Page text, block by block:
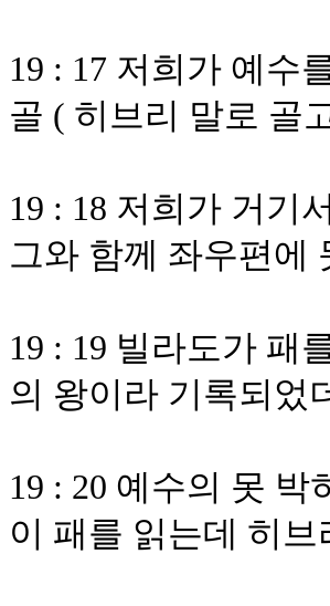
19 : 17 저희가 예수
골 ( 히브리 말로 골
19 : 18 저희가 거기
그와 함께 좌우편에
19 : 19 빌라도가 패
의 왕이라 기록되었
19 : 20 예수의 못
이 패를 읽는데 히